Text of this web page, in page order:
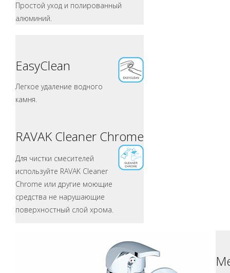
Простой уход и полированный
алюминий.
EasyClean
Легкое удаление водного
камня.
RAVAK Cleaner Chrome
Для чистки смесителей
используйте RAVAK Cleaner
Chrome или другие моющие
средства не нарушающие
поверхностный слой хрома.